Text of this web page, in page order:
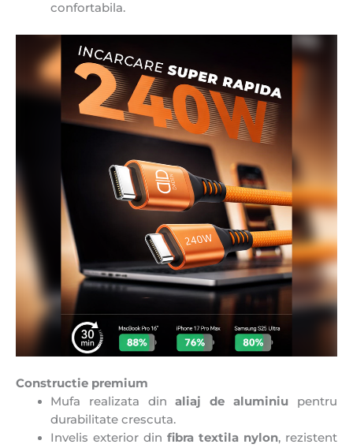
confortabila.
Constructie premium
Mufa realizata dinaliaj de aluminiu pentru
durabilitate crescuta.
Invelis exterior din fibra textila nylon, rezistent